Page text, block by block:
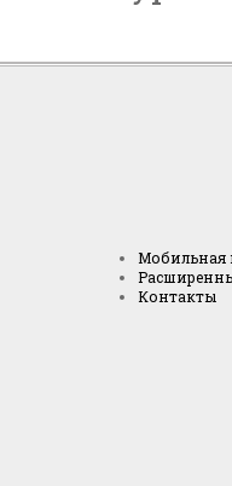
Мобильная
Контакты